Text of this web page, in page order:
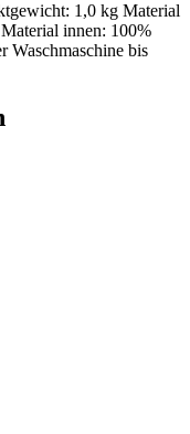
1,0 kg Material
innen: 100%
Waschmaschine bis